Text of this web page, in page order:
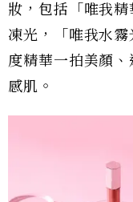
妝，包括「唯我
凍光，「唯我水
度精華一拍美顏
感肌。